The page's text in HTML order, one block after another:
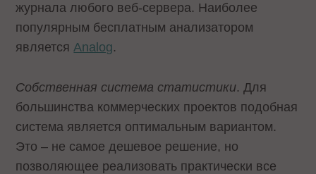
журнала любого веб-сервера. Наиболее
популярным бесплатным анализатором
являетсяAnalog.
Собственная система статистики. Для
большинства коммерческих проектов подобная
система является оптимальным вариантом.
Это – не самое дешевое решение, но
позволяющее реализовать практически все